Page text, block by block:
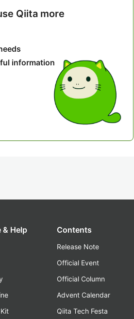
Qiita more
information
& Help Contents
Release Note
Official Event
Official Column
Advent Calendar
Qiita Tech Festa